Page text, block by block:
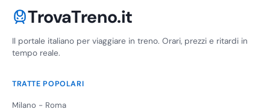
TrovaTreno.it
Il portale italiano per viaggiare in treno. Orari, prezzi e ritardi in
tempo reale.
TRATTE POPOLARI
Milano - Roma